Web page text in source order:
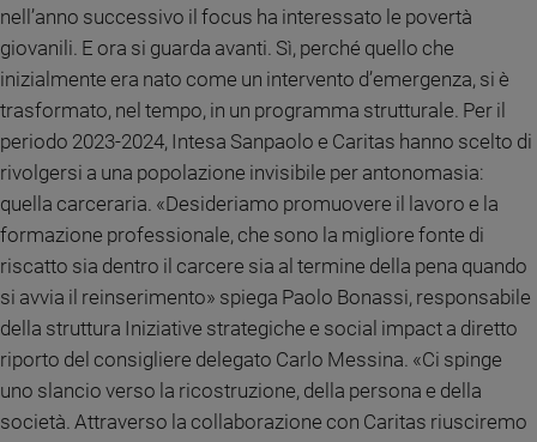
educazione
Genitori
e
figli
Nonni
Coppia
Scuola
giovani
Adolescenza
Bioetica
Vai
nell’anno successivo il focus ha interessato le povertà
giovanili. E ora si guarda avanti. Sì, perché quello che
inizialmente era nato come un intervento d’emergenza, si è
trasformato, nel tempo, in un programma strutturale. Per il
periodo 2023-2024, Intesa Sanpaolo e Caritas hanno scelto di
rivolgersi a una popolazione invisibile per antonomasia:
quella carceraria. «Desideriamo promuovere il lavoro e la
formazione professionale, che sono la migliore fonte di
riscatto sia dentro il carcere sia al termine della pena quando
si avvia il reinserimento» spiega Paolo Bonassi, responsabile
della struttura Iniziative strategiche e social impact a diretto
riporto del consigliere delegato Carlo Messina. «Ci spinge
uno slancio verso la ricostruzione, della persona e della
società. Attraverso la collaborazione con Caritas riusciremo